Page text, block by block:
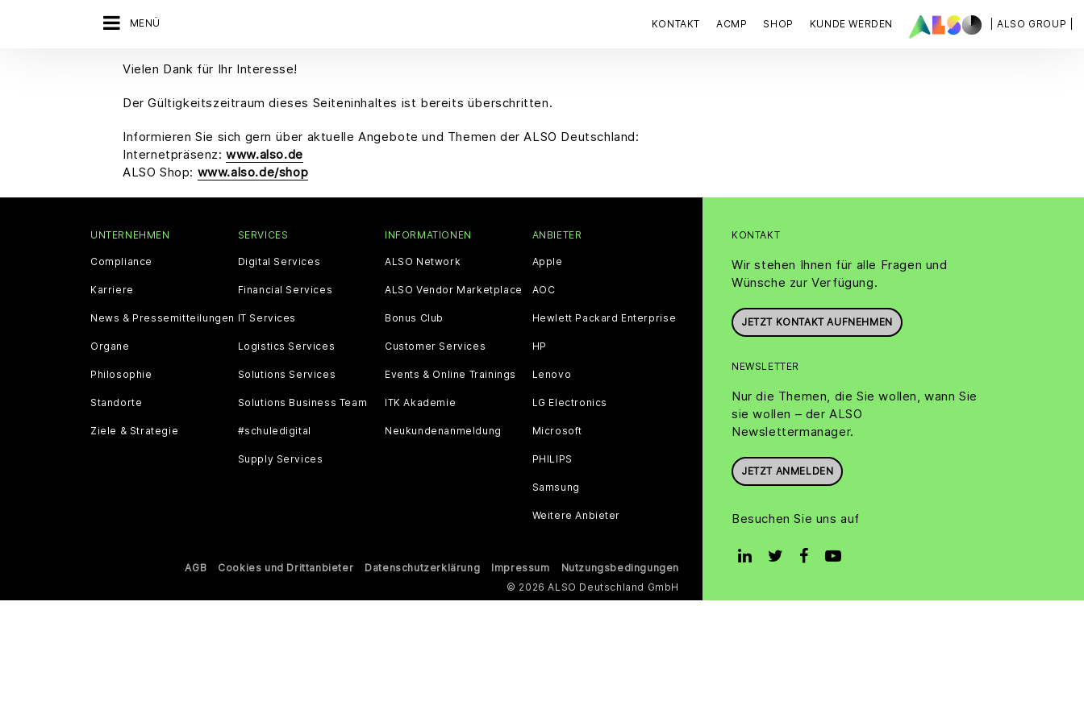
MENÜ | ALSO GROUP |
KONTAKT ACMP SHOP KUNDE WERDEN
Vielen Dank für Ihr Interesse!
Der Gültigkeitszeitraum dieses Seiteninhaltes ist bereits überschritten.
Informieren Sie sich gern über aktuelle Angebote und Themen der ALSO Deutschland:
Internetpräsenz:www.also.de
ALSO Shop: www.also.de/shop
KONTAKT
Wir stehen Ihnen für alle Fragen und
Wünsche zur Verfügung.
JETZT KONTAKT AUFNEHMEN
NEWSLETTER
Nur die Themen, die Sie wollen, wann Sie
sie wollen – der ALSO
Newslettermanager.
JETZT ANMELDEN
Besuchen Sie uns auf
UNTERNEHMEN
Compliance
Karriere
News & Pressemitteilungen
Organe
Philosophie
Standorte
Ziele & Strategie
SERVICES
Digital Services
Financial Services
IT Services
Logistics Services
Solutions Services
Solutions Business Team
#schuledigital
Supply Services
INFORMATIONEN
ALSO Network
ALSO Vendor Marketplace
Bonus Club
Customer Services
Events & Online Trainings
ITK Akademie
Neukundenanmeldung
ANBIETER
Apple
AOC
Hewlett Packard Enterprise
HP
Lenovo
LG Electronics
Microsoft
PHILIPS
Samsung
Weitere Anbieter
AGB Cookies und Drittanbieter Datenschutzerklärung Impressum
Nutzungsbedingungen
© 2026 ALSO Deutschland GmbH